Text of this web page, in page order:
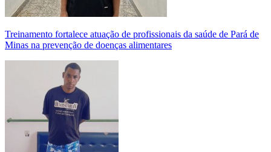
Treinamento fortalece atuação de profissionais da saúde de Pará de
Minas na prevenção de doenças alimentares